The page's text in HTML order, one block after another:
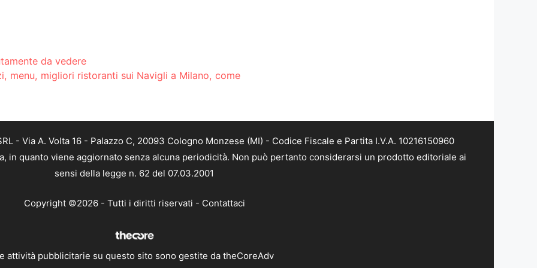
da vedere
menu, migliori ristoranti sui Navigli a Milano, come
- Via A. Volta 16 - Palazzo C, 20093 Cologno Monzese (MI) - Codice Fiscale e Partita I.V.A. 10216150960
in quanto viene aggiornato senza alcuna periodicità. Non può pertanto considerarsi un prodotto editoriale ai
sensi della legge n. 62 del 07.03.2001
Copyright ©2026 - Tutti i diritti riservati - Contattaci
attività pubblicitarie su questo sito sono gestite da theCoreAdv